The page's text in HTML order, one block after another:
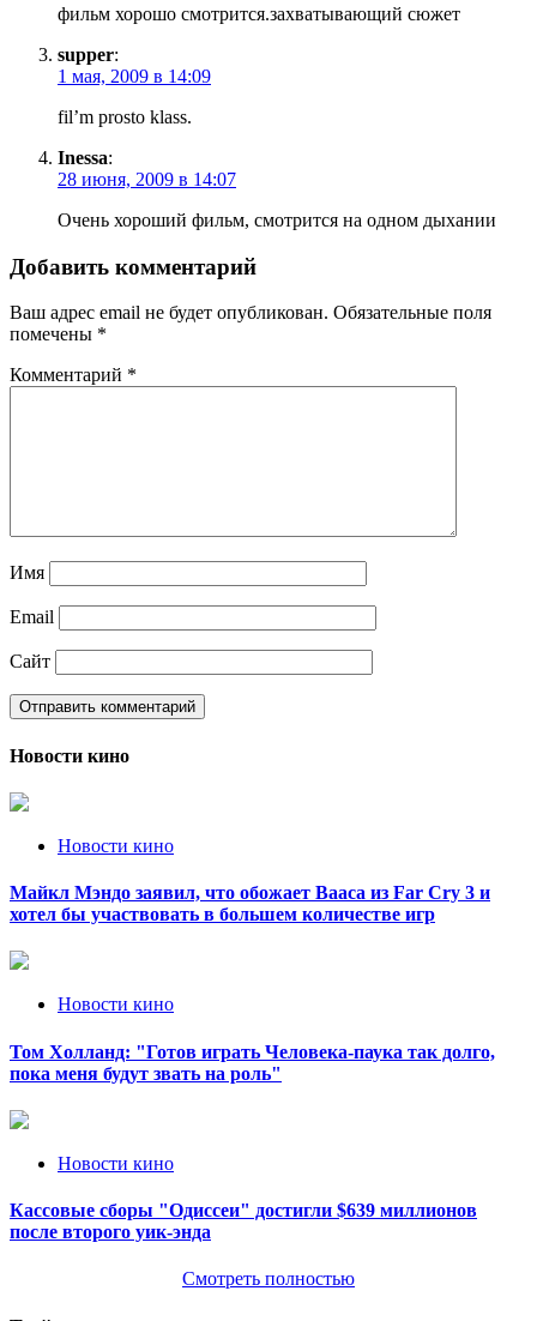
фильм хорошо смотрится.захватывающий сюжет
supper:
1 мая, 2009 в 14:09
fil’m prosto klass.
Inessa:
28 июня, 2009 в 14:07
Очень хороший фильм, смотрится на одном дыхании
Добавить комментарий
Ваш адрес email не будет опубликован. Обязательные поля
помечены *
Комментарий *
Имя
Email
Сайт
Новости кино
Новости кино
Майкл Мэндо заявил, что обожает Вааса из Far Cry 3 и
хотел бы участвовать в большем количестве игр
Новости кино
Том Холланд: "Готов играть Человека-паука так долго,
пока меня будут звать на роль"
Новости кино
Кассовые сборы "Одиссеи" достигли $639 миллионов
после второго уик-энда
Смотреть полностью